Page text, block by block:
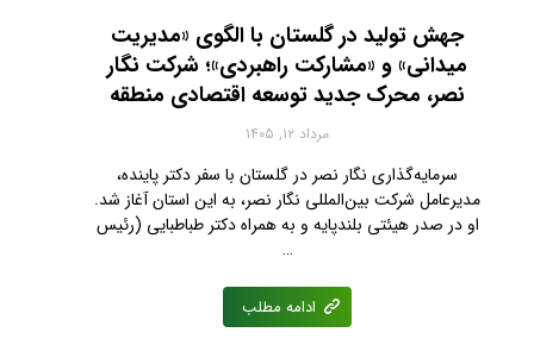
جهش تولید در گلستان با الگوی «مدیریت
میدانی» و «مشارکت راهبردی»؛ شرکت نگار
نصر، محرک جدید توسعه اقتصادی منطقه
مرداد ۱۲, ۱۴۰۵
سرمایه‌گذاری نگار نصر در گلستان با سفر دکتر پاینده،
مدیرعامل شرکت بین‌المللی نگار نصر، به این استان آغاز شد.
او در صدر هیئتی بلندپایه و به همراه دکتر طباطبایی (رئیس
…
ادامه مطلب